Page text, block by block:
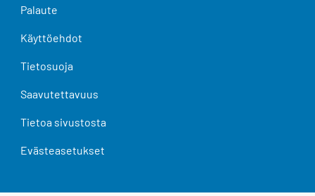
Palaute
Käyttöehdot
Tietosuoja
Saavutettavuus
Tietoa sivustosta
Evästeasetukset